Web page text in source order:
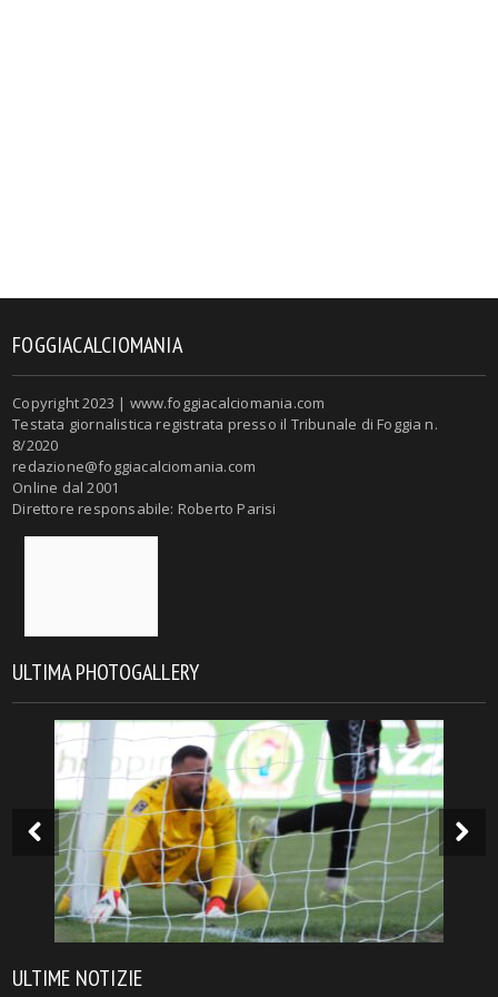
FOGGIACALCIOMANIA
Copyright 2023 | www.foggiacalciomania.com
Testata giornalistica registrata presso il Tribunale di Foggia n.
8/2020
redazione@foggiacalciomania.com
Online dal 2001
Direttore responsabile: Roberto Parisi
ULTIMA PHOTOGALLERY
ULTIME NOTIZIE